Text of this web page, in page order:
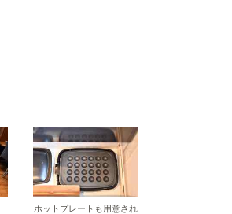
ホットプレートも用意され